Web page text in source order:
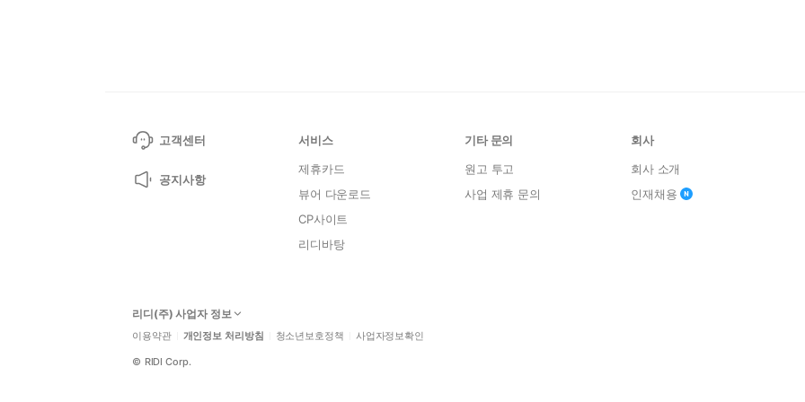
고객센터
공지사항
서비스
제휴카드
뷰어 다운로드
CP사이트
리디바탕
기타 문의
원고 투고
사업 제휴 문의
회사
회사 소개
인재채용
리디(주) 사업자 정보
이용약관 개인정보 처리방침 청소년보호정책 사업자정보확인
© RIDI Corp.